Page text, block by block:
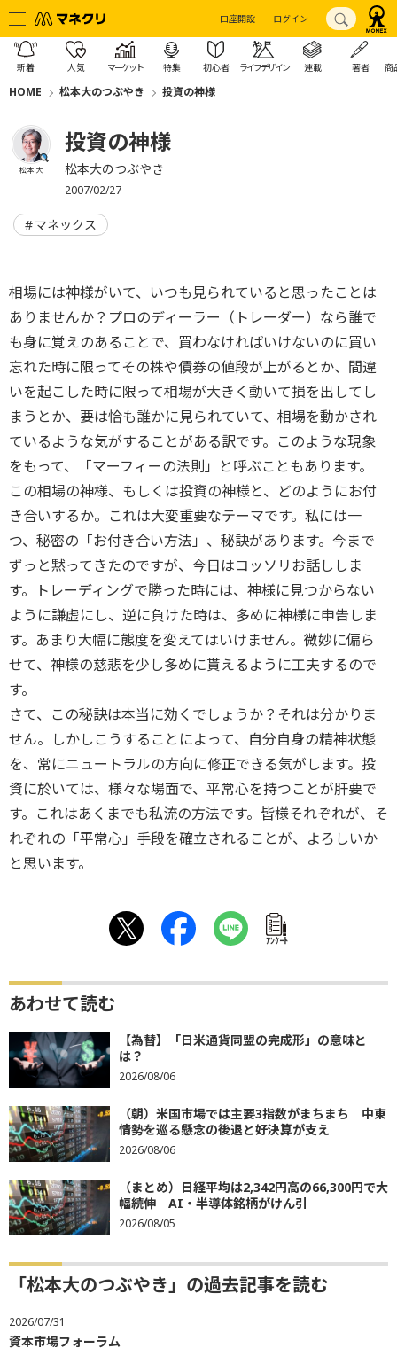
口座開設 ログイン
新着 人気 マーケット 特集 初心者 ライフデザイン 連載 著者 商
HOME 松本大のつぶやき 投資の神様
松本 大
投資の神様
松本大のつぶやき
2007/02/27
マネックス
相場には神様がいて、いつも見られていると思ったことは
ありませんか？プロのディーラー（トレーダー）なら誰で
も身に覚えのあることで、買わなければいけないのに買い
忘れた時に限ってその株や債券の値段が上がるとか、間違
いを起こした時に限って相場が大きく動いて損を出してし
まうとか、要は恰も誰かに見られていて、相場を動かされ
ているような気がすることがある訳です。このような現象
をもって、「マーフィーの法則」と呼ぶこともあります。
この相場の神様、もしくは投資の神様と、どのようにお付
き合いするか。これは大変重要なテーマです。私には一
つ、秘密の「お付き合い方法」、秘訣があります。今まで
ずっと黙ってきたのですが、今日はコッソリお話ししま
す。トレーディングで勝った時には、神様に見つからない
ように謙虚にし、逆に負けた時は、多めに神様に申告しま
す。あまり大幅に態度を変えてはいけません。微妙に偏ら
せて、神様の慈悲を少し多めに貰えるように工夫するので
す。
さて、この秘訣は本当に効くでしょうか？それは分かりま
せん。しかしこうすることによって、自分自身の精神状態
を、常にニュートラルの方向に修正できる気がします。投
資に於いては、様々な場面で、平常心を持つことが肝要で
す。これはあくまでも私流の方法です。皆様それぞれが、そ
れぞれの「平常心」手段を確立されることが、よろしいか
と思います。
ｱﾝｹｰﾄ
あわせて読む
【為替】「日米通貨同盟の完成形」の意味と
は？
2026/08/06
（朝）米国市場では主要3指数がまちまち 中東
情勢を巡る懸念の後退と好決算が支え
2026/08/06
（まとめ）日経平均は2,342円高の66,300円で大
幅続伸 AI・半導体銘柄がけん引
2026/08/05
「松本大のつぶやき」の過去記事を読む
2026/07/31
資本市場フォーラム